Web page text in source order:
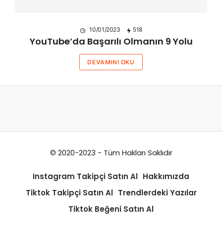
10/01/2023 518
YouTube’da Başarılı Olmanın 9 Yolu
DEVAMINI OKU
© 2020-2023 - Tüm Hakları Saklıdır
Instagram Takipçi Satın Al Hakkımızda
Tiktok Takipçi Satın Al Trendlerdeki Yazılar
Tiktok Beğeni Satın Al